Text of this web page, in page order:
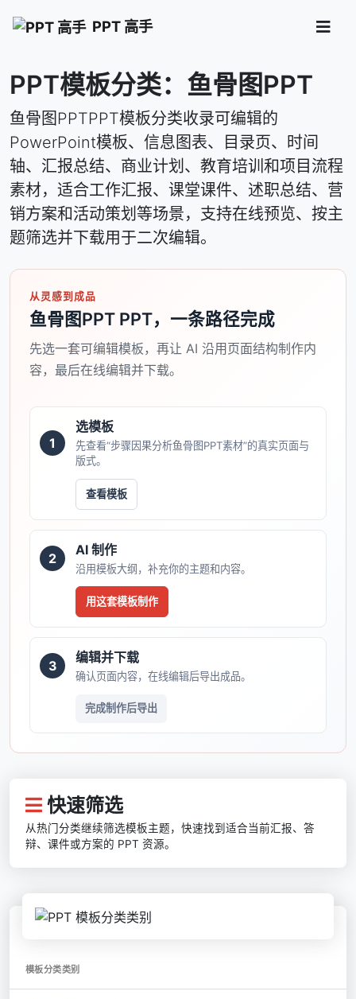
PPT 高手
PPT模板分类：鱼骨图PPT
鱼骨图PPTPPT模板分类收录可编辑的
PowerPoint模板、信息图表、目录页、时间
轴、汇报总结、商业计划、教育培训和项目流程
素材，适合工作汇报、课堂课件、述职总结、营
销方案和活动策划等场景，支持在线预览、按主
题筛选并下载用于二次编辑。
从灵感到成品
鱼骨图PPT PPT，一条路径完成
先选一套可编辑模板，再让 AI 沿用页面结构制作内
容，最后在线编辑并下载。
1
选模板
先查看“步骤因果分析鱼骨图PPT素材”的真实页面与
版式。
查看模板
2
AI 制作
沿用模板大纲，补充你的主题和内容。
用这套模板制作
3
编辑并下载
确认页面内容，在线编辑后导出成品。
完成制作后导出
快速筛选
从热门分类继续筛选模板主题，快速找到适合当前汇报、答
辩、课件或方案的 PPT 资源。
模板分类类别